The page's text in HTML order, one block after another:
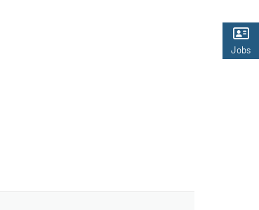
Jobs